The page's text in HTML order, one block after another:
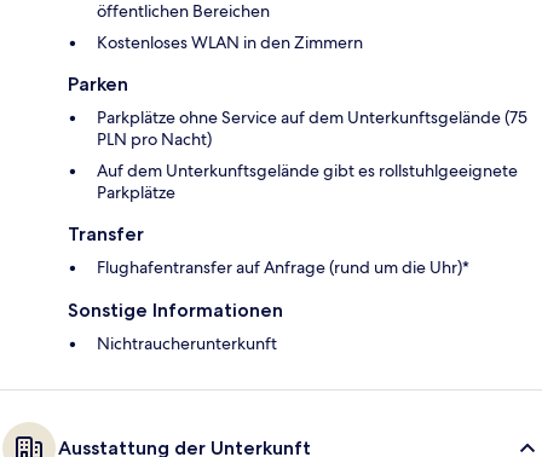
öffentlichen Bereichen
Kostenloses WLAN in den Zimmern
Parken
Parkplätze ohne Service auf dem Unterkunftsgelände (75
PLN pro Nacht)
Auf dem Unterkunftsgelände gibt es rollstuhlgeeignete
Parkplätze
Transfer
Flughafentransfer auf Anfrage (rund um die Uhr)*
Sonstige Informationen
Nichtraucherunterkunft
Ausstattung der Unterkunft